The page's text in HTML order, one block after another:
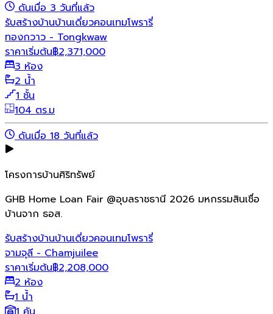
ดันเมื่อ 3 วันที่แล้ว
รับสร้างบ้านบ้านเดี่ยวคอนเทมโพรารี่
ทองกวาว - Tongkwaw
ราคาเริ่มต้น฿2,371,000
3 ห้อง
2 น้ำ
1 ชั้น
104 ตร.ม
ดันเมื่อ 18 วันที่แล้ว
โครงการบ้านศิริทรัพย์
GHB Home Loan Fair @อุบลราชธานี 2026 มหกรรมสินเชื่อ
บ้านจาก ธอส.
รับสร้างบ้านบ้านเดี่ยวคอนเทมโพรารี่
จามจุลี - Chamjuilee
ราคาเริ่มต้น฿2,208,000
2 ห้อง
1 น้ำ